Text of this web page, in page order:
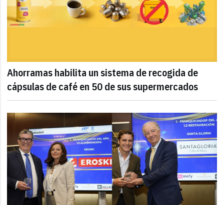
Ahorramas habilita un sistema de recogida de
cápsulas de café en 50 de sus supermercados